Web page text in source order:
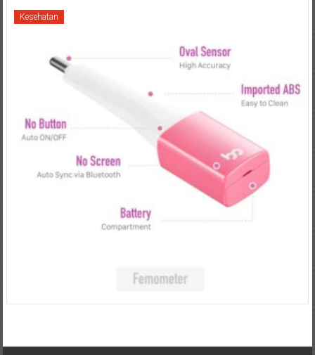
Kesehatan